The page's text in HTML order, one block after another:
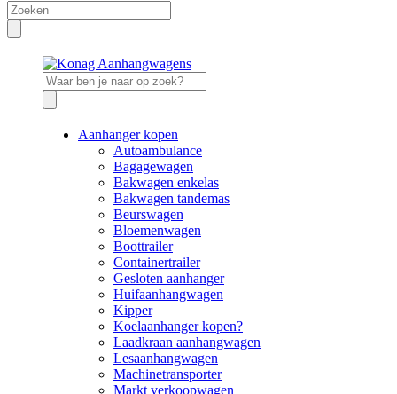
Aanhanger kopen
Autoambulance
Bagagewagen
Bakwagen enkelas
Bakwagen tandemas
Beurswagen
Bloemenwagen
Boottrailer
Containertrailer
Gesloten aanhanger
Huifaanhangwagen
Kipper
Koelaanhanger kopen?
Laadkraan aanhangwagen
Lesaanhangwagen
Machinetransporter
Markt verkoopwagen